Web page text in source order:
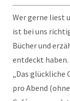
Wer gerne liest
ist bei uns
Bücher und
entdeckt haben.
„Das glückliche
pro Abend